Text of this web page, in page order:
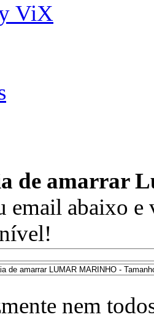
ViX
de amarrar
email abaixo
nem